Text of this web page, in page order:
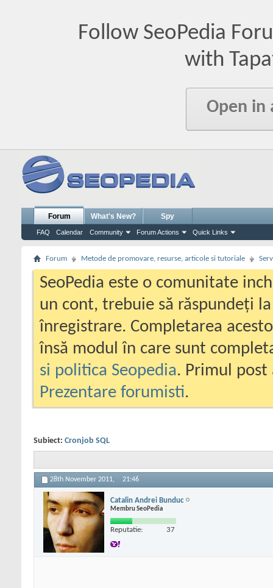
Follow SeoPedia
with
Open in
Forum
FAQ Calendar Community Forum Actions Quick Links
What's New? Spy
Forum Metode de promovare, resurse, articole si tutoriale
SeoPedia este o comunitate
un cont, trebuie să răspundeți
înregistrare. Completarea
însă modul în care sunt
si politica Seopedia. Primul
Prezentare forumisti.
Subiect: Cronjob SQL
28th November 2011, 21:46
Catalin Andrei Bunduc
Membru SeoPedia
Reputatie: 37